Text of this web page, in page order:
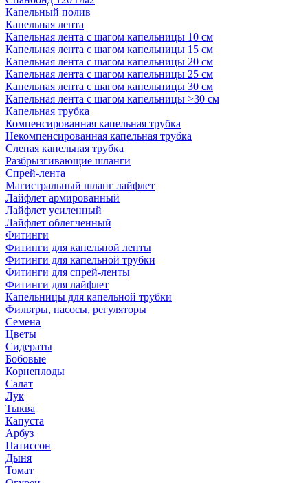
Капельный полив
Капельная лента
Капельная лента с шагом капельницы 10 см
Капельная лента с шагом капельницы 15 см
Капельная лента с шагом капельницы 20 см
Капельная лента с шагом капельницы 25 см
Капельная лента с шагом капельницы 30 см
Капельная лента с шагом капельницы >30 см
Капельная трубка
Компенсированная капельная трубка
Некомпенсированная капельная трубка
Слепая капельная трубка
Разбрызгивающие шланги
Спрей-лента
Магистральный шланг лайфлет
Лайфлет армированный
Лайфлет усиленный
Лайфлет облегченный
Фитинги
Фитинги для капельной ленты
Фитинги для капельной трубки
Фитинги для спрей-ленты
Фитинги для лайфлет
Капельницы для капельной трубки
Фильтры, насосы, регуляторы
Семена
Цветы
Сидераты
Бобовые
Корнеплоды
Салат
Лук
Тыква
Капуста
Арбуз
Патиссон
Дыня
Томат